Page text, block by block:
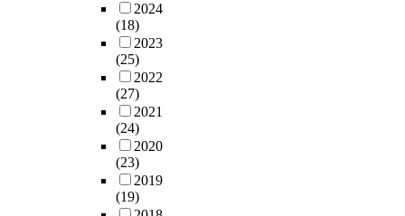
2024
(18)
2023
(25)
2022
(27)
2021
(24)
2020
(23)
2019
(19)